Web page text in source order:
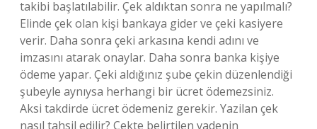
takibi başlatılabilir. Çek aldıktan sonra ne yapılmalı?
Elinde çek olan kişi bankaya gider ve çeki kasiyere
verir. Daha sonra çeki arkasına kendi adını ve
imzasını atarak onaylar. Daha sonra banka kişiye
ödeme yapar. Çeki aldığınız şube çekin düzenlendiği
şubeyle aynıysa herhangi bir ücret ödemezsiniz.
Aksi takdirde ücret ödemeniz gerekir. Yazilan çek
nasıl tahsil edilir? Çekte belirtilen vadenin